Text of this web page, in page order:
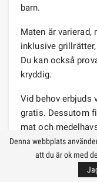
barn.
Maten är varierad,
inklusive
Du kan också
kryddig.
Vid behov erbjuds
gratis. Dessutom
mat och
att besöka.
animation,
I teamet arbetar
Denna webbplats
att du är ok med